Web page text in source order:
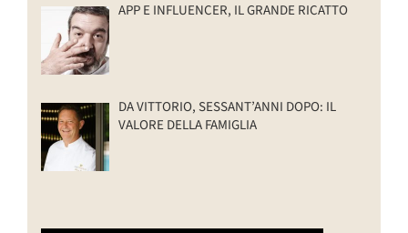
APP E INFLUENCER, IL GRANDE RICATTO
DA VITTORIO, SESSANT’ANNI DOPO: IL
VALORE DELLA FAMIGLIA